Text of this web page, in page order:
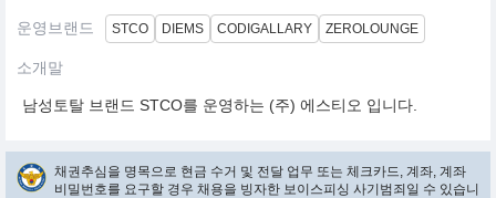
운영브랜드 STCO DIEMS CODIGALLARY ZEROLOUNGE
소개말
남성토탈 브랜드 STCO를 운영하는 (주) 에스티오 입니다.
채권추심을 명목으로 현금 수거 및 전달 업무 또는 체크카드, 계좌, 계좌
비밀번호를 요구할 경우 채용을 빙자한 보이스피싱 사기범죄일 수 있습니